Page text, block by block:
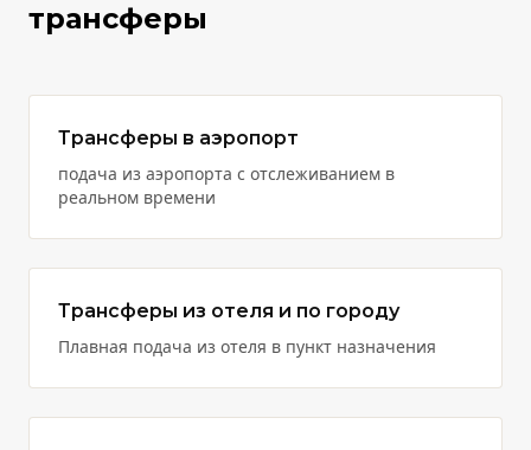
трансферы
Трансферы в аэропорт
подача из аэропорта с отслеживанием в
реальном времени
Трансферы из отеля и по городу
Плавная подача из отеля в пункт назначения